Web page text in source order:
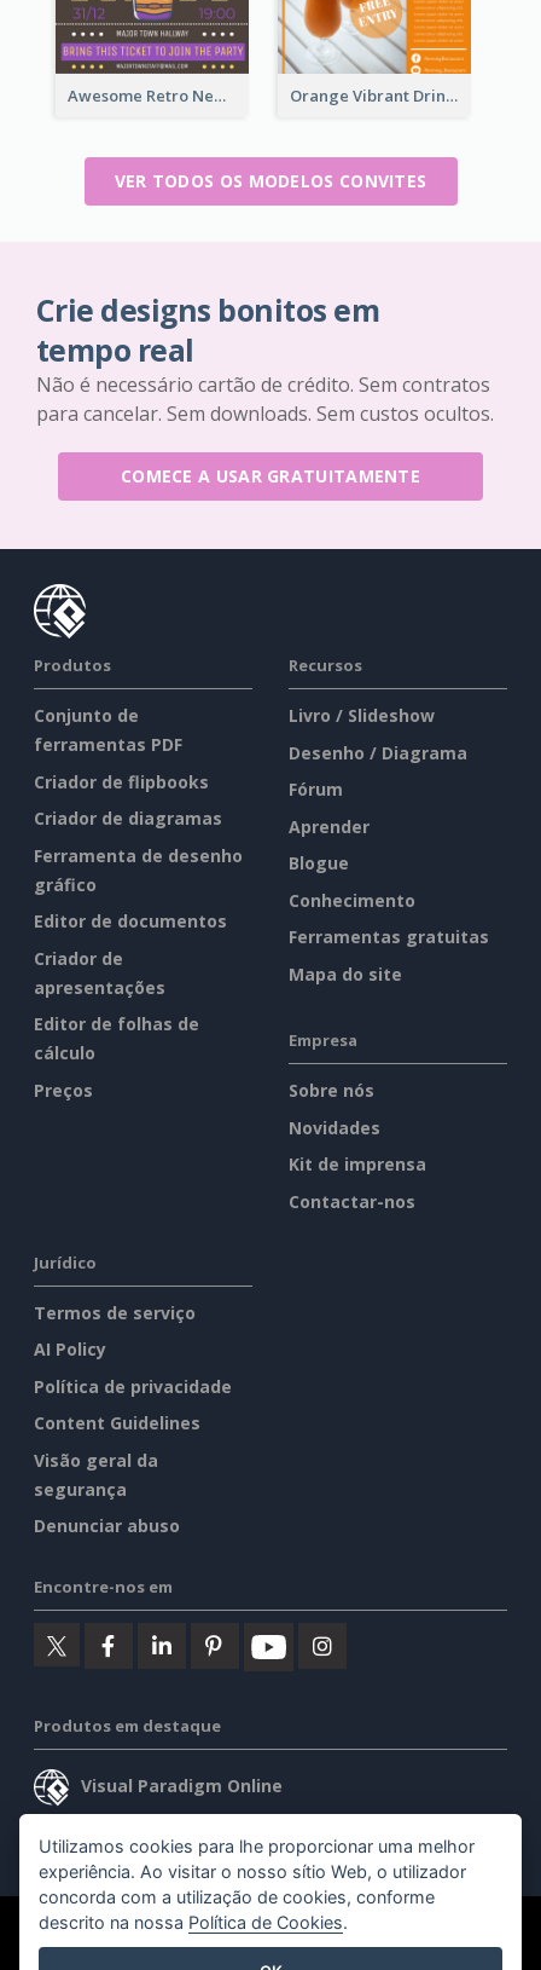
Awesome Retro New Year Invitation Template Design Orange Vibrant Drink Festival Entry Invitation
VER TODOS OS MODELOS CONVITES
Crie designs bonitos em
tempo real
Não é necessário cartão de crédito. Sem contratos
para cancelar. Sem downloads. Sem custos ocultos.
COMECE A USAR GRATUITAMENTE
Produtos
Conjunto de
ferramentas PDF
Criador de flipbooks
Criador de diagramas
Ferramenta de desenho
gráfico
Editor de documentos
Criador de
apresentações
Editor de folhas de
cálculo
Preços
Recursos
Livro / Slideshow
Desenho / Diagrama
Fórum
Aprender
Blogue
Conhecimento
Ferramentas gratuitas
Mapa do site
Empresa
Sobre nós
Novidades
Kit de imprensa
Contactar-nos
Jurídico
Termos de serviço
AI Policy
Política de privacidade
Content Guidelines
Visão geral da
segurança
Denunciar abuso
Encontre-nos em
Produtos em destaque
Visual Paradigm Online
Visual Paradigm Desktop
©2026 by Visual Paradigm. Todos os direitos reservados.
Utilizamos cookies para lhe proporcionar uma melhor
experiência. Ao visitar o nosso sítio Web, o utilizador
concorda com a utilização de cookies, conforme
descrito na nossa Política de Cookies.